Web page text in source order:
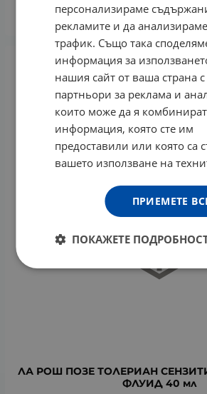
КУПИ
ЛА РОШ ПОЗЕ ТОЛЕРИАН
ФЛУИД 40 мл
персонализираме
рекламите и да
трафик. Също така
информация за
нашия сайт от ваша страна
партньори за реклама и
които може да я комбинират
информация, която сте им
предоставили или която са
вашето използване на
ПРИЕМЕТЕ
ПОКАЖЕТЕ